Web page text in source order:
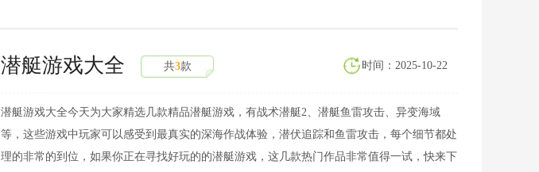
潜艇游戏大全 共3款 时间：2025-10-22
潜艇游戏大全今天为大家精选几款精品潜艇游戏，有战术潜艇2、潜艇鱼雷攻击、异变海域
等，这些游戏中玩家可以感受到最真实的深海作战体验，潜伏追踪和鱼雷攻击，每个细节都处
理的非常的到位，如果你正在寻找好玩的的潜艇游戏，这几款热门作品非常值得一试，快来下